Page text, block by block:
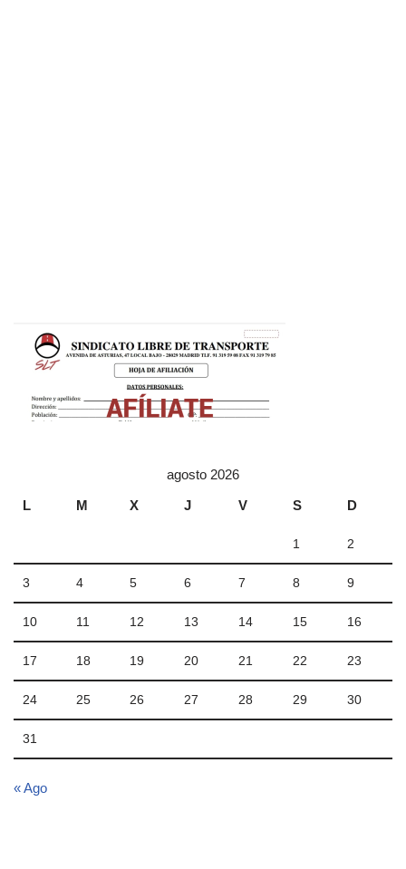
agosto 2026
L
M X J V S D
1 2
3 4 5 6 7 8 9
10 11 12 13 14 15 16
17 18 19 20 21 22 23
24 25 26 27 28 29 30
31
« Ago